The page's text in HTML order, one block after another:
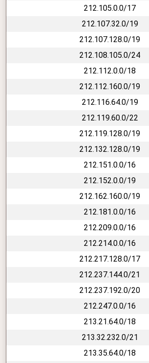
212.105.0.0/17
212.107.32.0/19
212.107.128.0/19
212.108.105.0/24
212.112.0.0/18
212.112.160.0/19
212.116.64.0/19
212.119.60.0/22
212.119.128.0/19
212.132.128.0/19
212.151.0.0/16
212.152.0.0/19
212.162.160.0/19
212.181.0.0/16
212.209.0.0/16
212.214.0.0/16
212.217.128.0/17
212.237.144.0/21
212.237.192.0/20
212.247.0.0/16
213.21.64.0/18
213.32.232.0/21
213.35.64.0/18